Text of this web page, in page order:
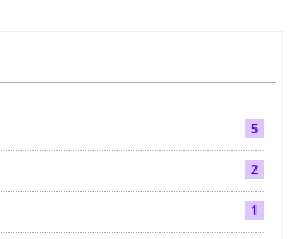
5
2
1